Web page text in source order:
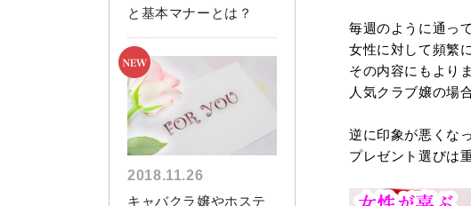
毎週のように通っ
女性に対して頻繁
その内容にもより
人気クラブ嬢の場
逆に印象が悪くな
プレゼント選びは
と基本マナーとは？
2018.11.26
キャバクラ嬢やホステ